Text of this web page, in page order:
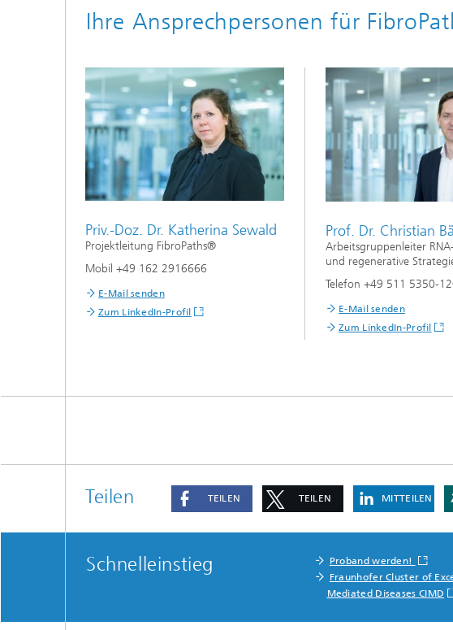
Ihre Ansprechpersonen für
Priv.-Doz. Dr. Katherina Sewald
Projektleitung FibroPaths®
Mobil +49 162 2916666
E-Mail senden
Zum LinkedIn-Profil
Prof. Dr. Christian
Arbeitsgruppenleiter
und regenerative
Telefon +49 511 5350-
E-Mail senden
Zum LinkedIn-Profil
Teilen TEILEN TEILEN MITTEILEN
Schnelleinstieg Proband werden!
Fraunhofer Cluster of
Mediated Diseases CIMD